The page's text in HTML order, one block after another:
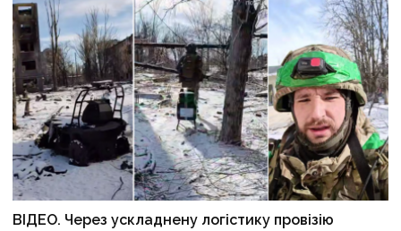
ВІДЕО. Через ускладнену логістику провізію